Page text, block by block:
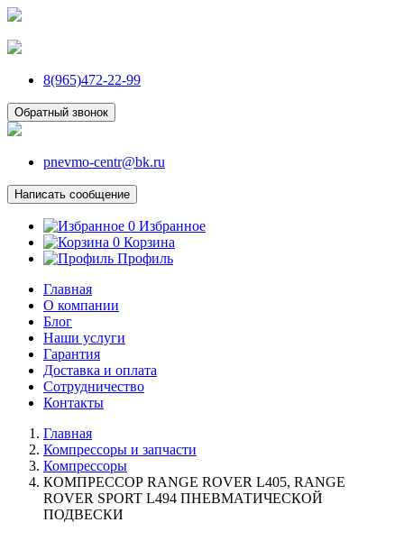
8(965)472-22-99
Обратный звонок
pnevmo-centr@bk.ru
Написать сообщение
0 Избранное
0 Корзина
Профиль
Главная
О компании
Блог
Наши услуги
Гарантия
Доставка и оплата
Сотрудничество
Контакты
Главная
Компрессоры и запчасти
Компрессоры
КОМПРЕССОР RANGE ROVER L405, RANGE
ROVER SPORT L494 ПНЕВМАТИЧЕСКОЙ
ПОДВЕСКИ